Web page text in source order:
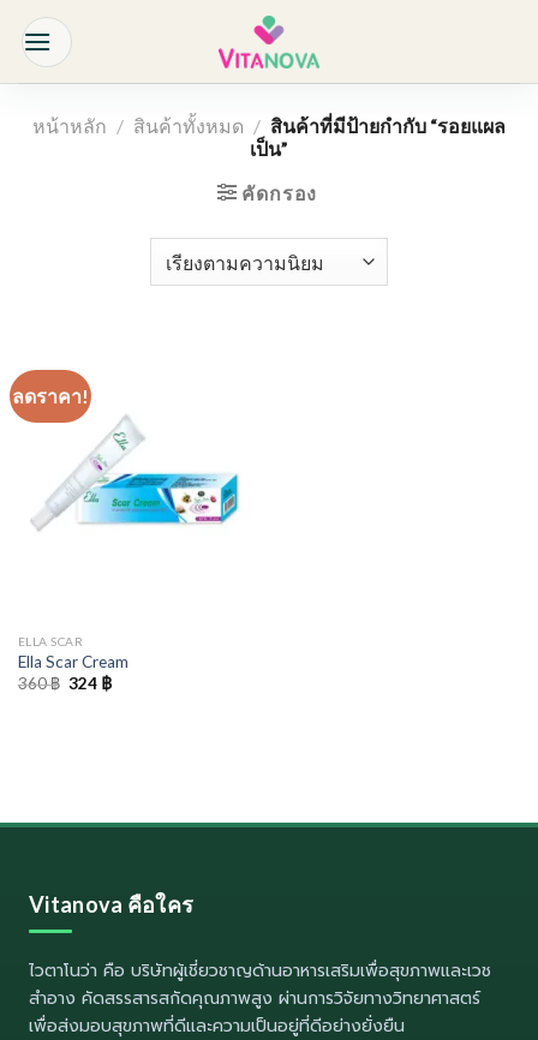
content
หน้าหลัก / สินค้าทั้งหมด / สินค้าที่มีป้ายกำกับ “รอยแผล
เป็น”
คัดกรอง
ลดราคา!
ELLA SCAR
Ella Scar Cream
360฿ Original
324 ฿Current
Vitanova คือใคร
ไวตาโนว่า คือ บริษัทผู้เชี่ยวชาญด้านอาหารเสริมเพื่อสุขภาพและเวช
สำอาง คัดสรรสารสกัดคุณภาพสูง ผ่านการวิจัยทางวิทยาศาสตร์
เพื่อส่งมอบสุขภาพที่ดีและความเป็นอยู่ที่ดีอย่างยั่งยืน